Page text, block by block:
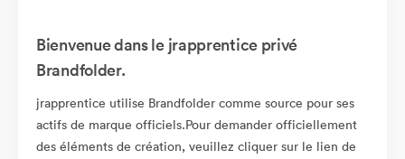
Bienvenue dans le jrapprentice privé
Brandfolder.
jrapprentice utilise Brandfolder comme source pour ses
actifs de marque officiels.Pour demander officiellement
des éléments de création, veuillez cliquer sur le lien de